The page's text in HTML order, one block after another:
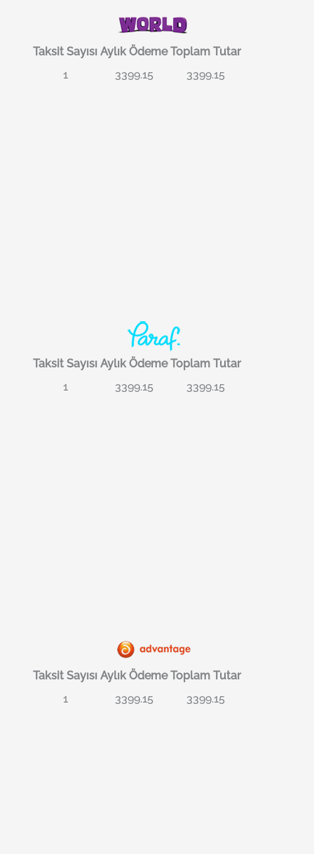
Taksit Sayısı Aylık Ödeme Toplam Tutar
1
3399.15 3399.15
Taksit Sayısı Aylık Ödeme Toplam Tutar
1
3399.15 3399.15
Taksit Sayısı Aylık Ödeme Toplam Tutar
1
3399.15 3399.15